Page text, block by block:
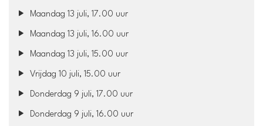
Maandag 13 juli, 17.00 uur
Maandag 13 juli, 16.00 uur
Maandag 13 juli, 15.00 uur
Vrijdag 10 juli, 15.00 uur
Donderdag 9 juli, 17.00 uur
Donderdag 9 juli, 16.00 uur